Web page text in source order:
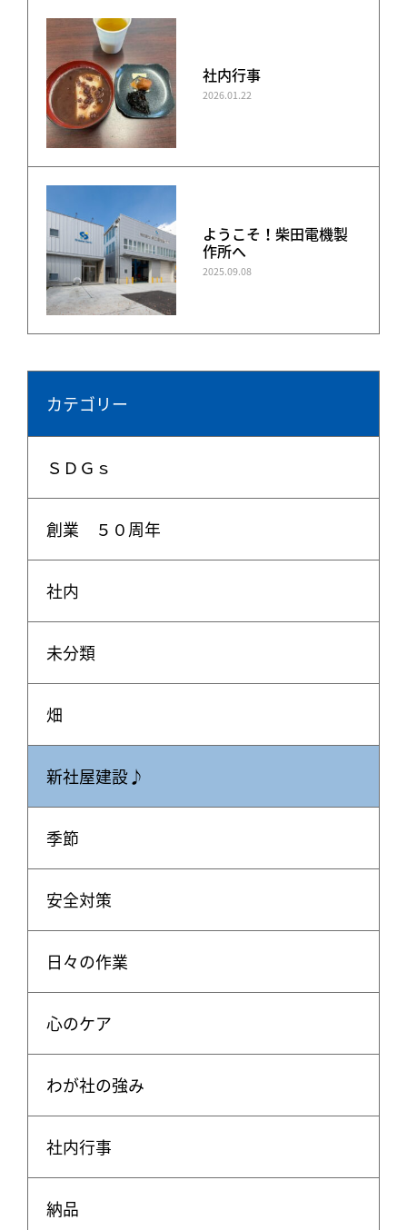
社内行事
2026.01.22
ようこそ！柴田電機製
作所へ
2025.09.08
カテゴリー
ＳＤＧｓ
創業 ５０周年
社内
未分類
畑
新社屋建設♪
季節
安全対策
日々の作業
心のケア
わが社の強み
社内行事
納品